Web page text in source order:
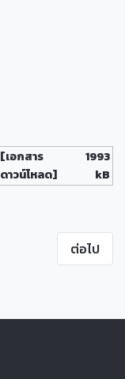
[เอกสาร
ดาวน์โหลด]
1993
kB
ต่อไป